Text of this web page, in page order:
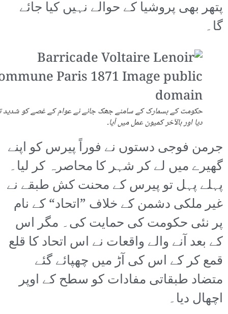
پتھر بھی پروشیا کے حوالے نہیں کیا جائے
گا۔
حکومت کے بسمارک کے سامنے جھک جانے نے عوام کے غصے کو شدید
دیا اور بالآخر کمیون عمل میں آیا۔
جرمن فوجی دستوں نے فوراً پیرس کو اپنے
گھیرے میں لے کر شہر کا محاصرہ کر لیا۔
پہلے پہل تو پیرس کے محنت کش طبقے نے
غیر ملکی دشمن کے خلاف ”اتحاد“ کے نام
پر نئی حکومت کی حمایت کی۔ مگر اس
کے بعد آنے والے واقعات نے اس اتحاد کا قلع
قمع کر کے اس کی آڑ میں چھپائے گئے
متضاد طبقاتی مفادات کو سطح کے اوپر
اچھال دیا۔